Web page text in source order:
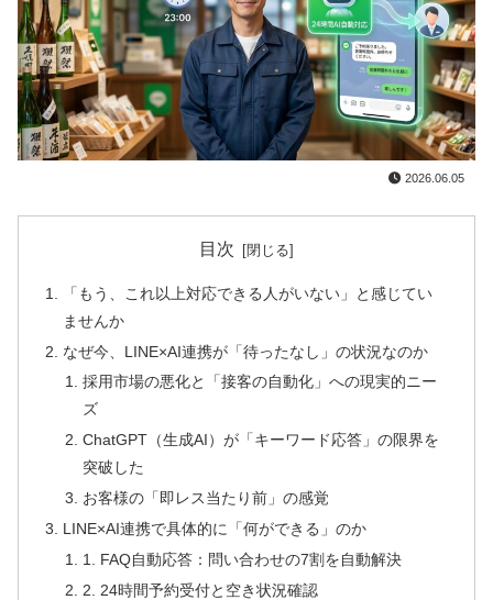
2026.06.05
目次
「もう、これ以上対応できる人がいない」と感じてい
ませんか
なぜ今、LINE×AI連携が「待ったなし」の状況なのか
採用市場の悪化と「接客の自動化」への現実的ニー
ズ
ChatGPT（生成AI）が「キーワード応答」の限界を
突破した
お客様の「即レス当たり前」の感覚
LINE×AI連携で具体的に「何ができる」のか
1. FAQ自動応答：問い合わせの7割を自動解決
2. 24時間予約受付と空き状況確認